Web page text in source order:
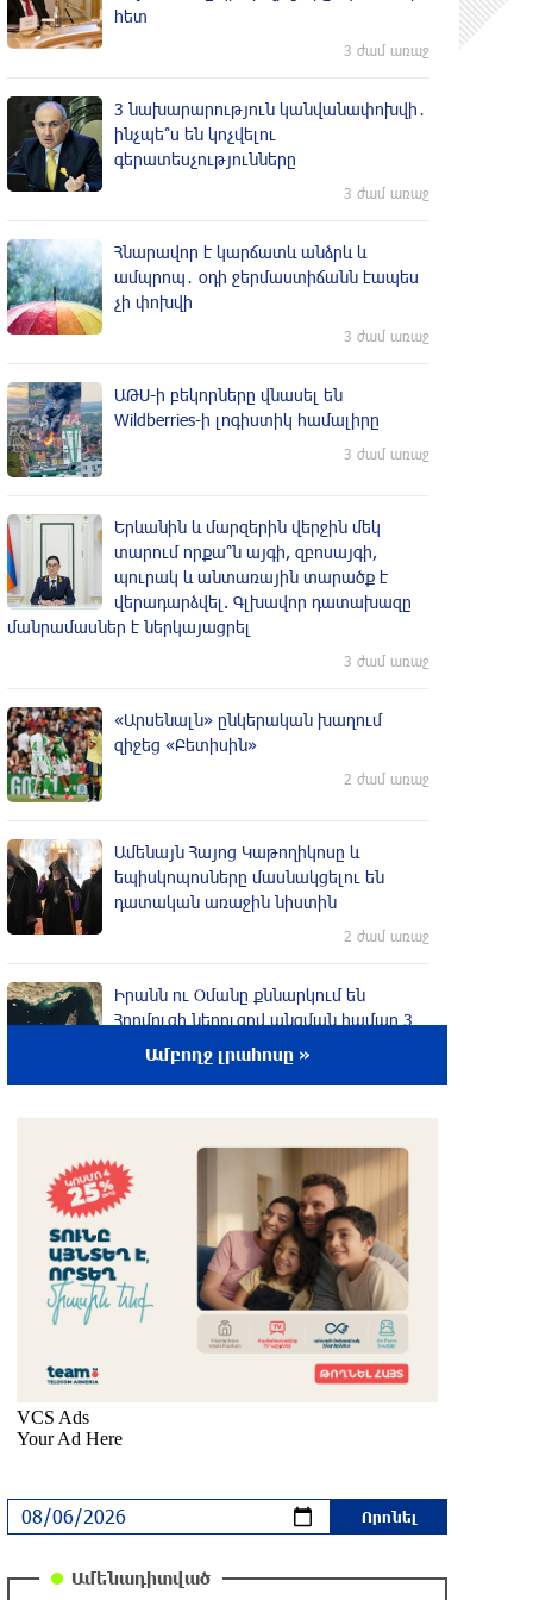
հետ
3 ժամ առաջ
3 նախարարություն կանվանափոխվի․
ինչպե՞ս են կոչվելու
գերատեսչությունները
3 ժամ առաջ
Հնարավոր է կարճատև անձրև և
ամպրոպ․ օդի ջերմաստիճանն էապես
չի փոխվի
3 ժամ առաջ
ԱԹՍ-ի բեկորները վնասել են
Wildberries-ի լոգիստիկ համալիրը
3 ժամ առաջ
Երևանին և մարզերին վերջին մեկ
տարում որքա՞ն այգի, զբոսայգի,
պուրակ և անտառային տարածք է
վերադարձվել. Գլխավոր դատախազը
մանրամասներ է ներկայացրել
3 ժամ առաջ
«Արսենալն» ընկերական խաղում
զիջեց «Բետիսին»
2 ժամ առաջ
Ամենայն Հայոց Կաթողիկոսը և
եպիսկոպոսները մասնակցելու են
դատական առաջին նիստին
2 ժամ առաջ
Իրանն ու Օմանը քննարկում են
Հորմուզի նեղուցով անցման համար 3
տոկոսից մինչև 7 տոկոս վճարը. Reuters
Վահագ Մարտիրոսյանը
2 ժամ առաջ
Մենք նկատում ենք ՆԱՏՕ-ի երկրների և
առանձին արևմտյան պետությունների
ձգտումը՝ «պոկել» Հայաստանին ՀԱՊԿ
դաշնակիցներից․ ՀԱՊԿ-ում ՌԴ
մշտական ներկայացուցիչ
են Փաշինյանի տարեկան
Ռուսաստանից 2 միլիարդ դոլար
Ամբողջ լրահոսը »
Ամենադիտված